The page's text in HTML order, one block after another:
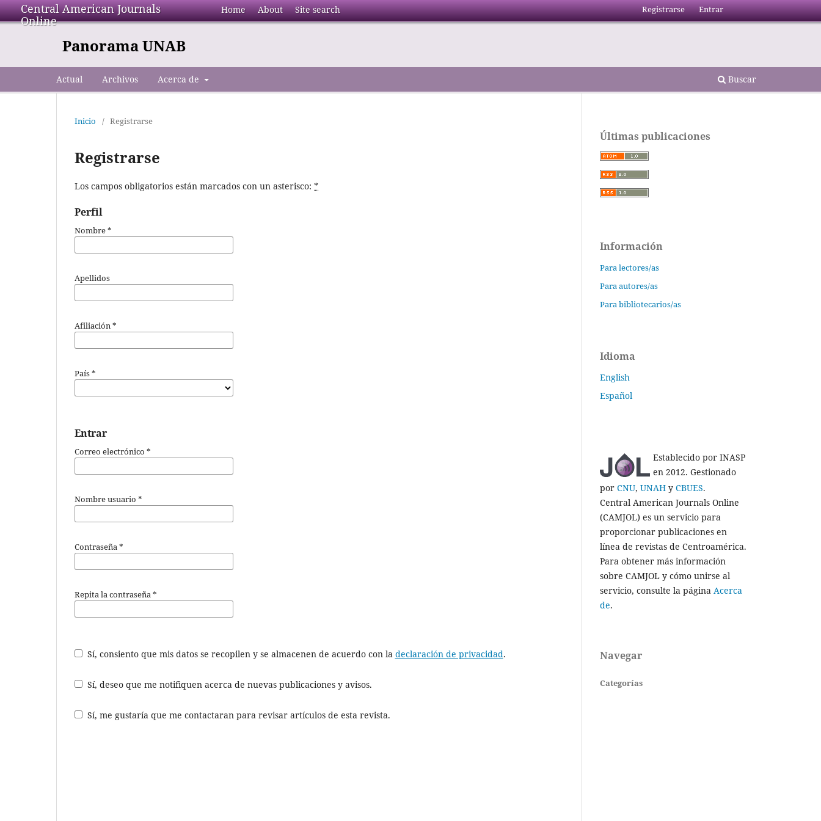
Central American Journals
Online
Home About Site search
Panorama UNAB
Actual Archivos Acerca de Buscar
Registrarse Entrar
Inicio / Registrarse
Registrarse
Los campos obligatorios están marcados con un asterisco: *
Perfil
Nombre*
Apellidos
Afiliación*
País*
Entrar
Correo electrónico *
Nombre usuario *
Contraseña*
Repita la contraseña*
Sí, consiento que mis datos se recopilen y se almacenen de acuerdo con la declaración de privacidad.
Sí, deseo que me notifiquen acerca de nuevas publicaciones y avisos.
Sí, me gustaría que me contactaran para revisar artículos de esta revista.
Últimas publicaciones
Información
Para lectores/as
Para autores/as
Para bibliotecarios/as
Idioma
English
Español
Establecido por INASP
en 2012. Gestionado
por CNU, UNAH y CBUES.
Central American Journals Online
(CAMJOL) es un servicio para
proporcionar publicaciones en
línea de revistas de Centroamérica.
Para obtener más información
sobre CAMJOL y cómo unirse al
servicio, consulte la página Acerca
de.
Navegar
Categorías